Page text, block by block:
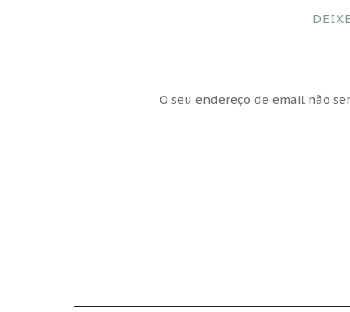
O seu endereço de email não